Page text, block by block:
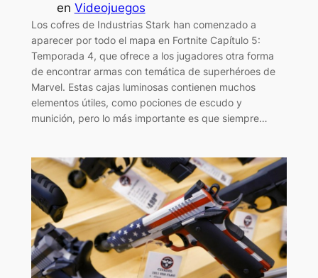
en Videojuegos
Los cofres de Industrias Stark han comenzado a
aparecer por todo el mapa en Fortnite Capítulo 5:
Temporada 4, que ofrece a los jugadores otra forma
de encontrar armas con temática de superhéroes de
Marvel. Estas cajas luminosas contienen muchos
elementos útiles, como pociones de escudo y
munición, pero lo más importante es que siempre…